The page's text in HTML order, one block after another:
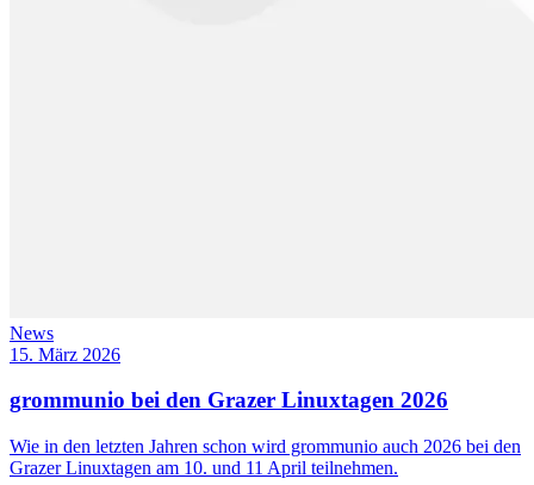
News
15. März 2026
grommunio bei den Grazer Linuxtagen 2026
Wie in den letzten Jahren schon wird grommunio auch 2026 bei den
Grazer Linuxtagen am 10. und 11 April teilnehmen.